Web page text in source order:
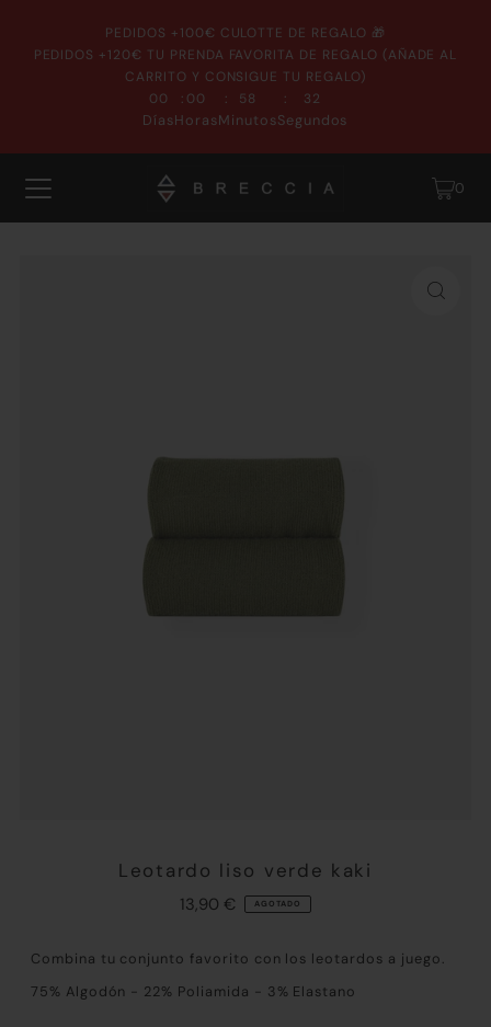
PEDIDOS +100€ CULOTTE DE REGALO 🎁
PEDIDOS +120€ TU PRENDA FAVORITA DE REGALO (AÑADE AL
CARRITO Y CONSIGUE TU REGALO)
00
Días
: 00
Horas
: 58
Minutos
: 32
Segundos
0
Leotardo liso verde kaki
13,90 € AGOTADO
Combina tu conjunto favorito con los leotardos a juego.
75% Algodón - 22% Poliamida - 3% Elastano